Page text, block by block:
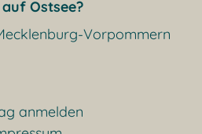
Ostsee?
Vorpommern
anmelden